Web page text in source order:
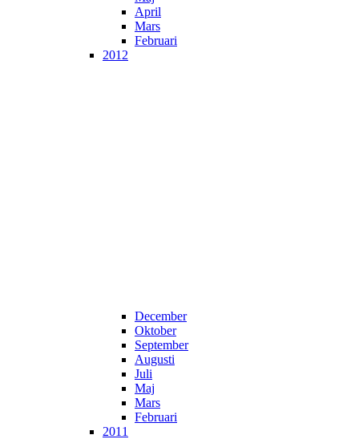
April
Mars
Februari
2012
December
Oktober
September
Augusti
Juli
Maj
Mars
Februari
2011